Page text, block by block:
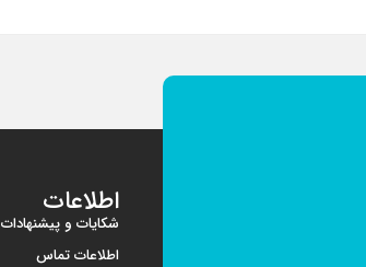
اطلاعات
شکایات و پیشنهادات
اطلاعات تماس